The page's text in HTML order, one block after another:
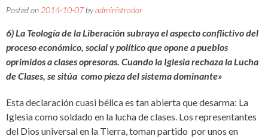
Posted on 2014-10-07byadministrador
6) La Teología de la Liberación subraya el aspecto conflictivo del
proceso económico, social y político que opone a pueblos
oprimidos a clases opresoras. Cuando la Iglesia rechaza la Lucha
de Clases, se sitúa como pieza del sistema dominante»
Esta declaración cuasi bélica es tan abierta que desarma: La
Iglesia como soldado en la lucha de clases. Los representantes
del Dios universal en la Tierra, toman partido por unos en